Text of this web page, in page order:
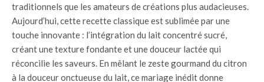
traditionnels que les amateurs de créations plus audacieuses.
Aujourd’hui, cette recette classique est sublimée par une
touche innovante : l’intégration du lait concentré sucré,
créant une texture fondante et une douceur lactée qui
réconcilie les saveurs. En mêlant le zeste gourmand du citron
à la douceur onctueuse du lait, ce mariage inédit donne